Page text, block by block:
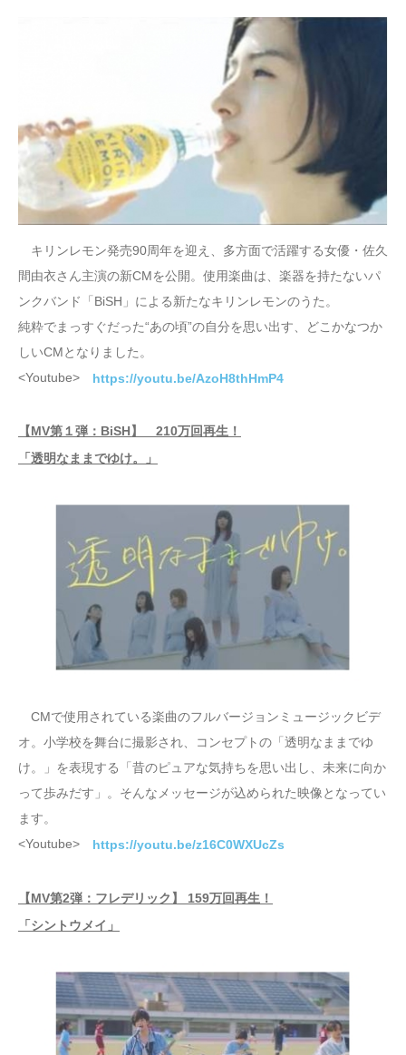
キリンレモン発売90周年を迎え、多方面で活躍する女優・佐久
間由衣さん主演の新CMを公開。使用楽曲は、楽器を持たないパ
ンクバンド「BiSH」による新たなキリンレモンのうた。
純粋でまっすぐだった“あの頃”の自分を思い出す、どこかなつか
しいCMとなりました。
<Youtube> https://youtu.be/AzoH8thHmP4
【MV第１弾：BiSH】 210万回再生！
「透明なままでゆけ。」
CMで使用されている楽曲のフルバージョンミュージックビデ
オ。小学校を舞台に撮影され、コンセプトの「透明なままでゆ
け。」を表現する「昔のピュアな気持ちを思い出し、未来に向か
って歩みだす」。そんなメッセージが込められた映像となってい
ます。
<Youtube>
https://youtu.be/z16C0WXUcZs
【MV第2弾：フレデリック】 159万回再生！
「シントウメイ」